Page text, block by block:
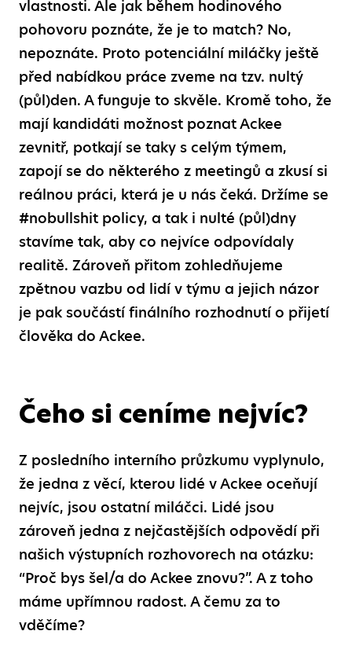
vlastnosti. Ale jak během hodinového
pohovoru poznáte, že je to match? No,
nepoznáte. Proto potenciální miláčky ještě
před nabídkou práce zveme na tzv. nultý
(půl)den. A funguje to skvěle. Kromě toho, že
mají kandidáti možnost poznat Ackee
zevnitř, potkají se taky s celým týmem,
zapojí se do některého z meetingů a zkusí si
reálnou práci, která je u nás čeká. Držíme se
#nobullshit policy, a tak i nulté (půl)dny
stavíme tak, aby co nejvíce odpovídaly
realitě. Zároveň přitom zohledňujeme
zpětnou vazbu od lidí v týmu a jejich názor
je pak součástí finálního rozhodnutí o přijetí
člověka do Ackee.
Čeho si ceníme nejvíc?
Z posledního interního průzkumu vyplynulo,
že jedna z věcí, kterou lidé v Ackee oceňují
nejvíc, jsou ostatní miláčci. Lidé jsou
zároveň jedna z nejčastějších odpovědí při
našich výstupních rozhovorech na otázku:
“Proč bys šel/a do Ackee znovu?”. A z toho
máme upřímnou radost. A čemu za to
vděčíme?